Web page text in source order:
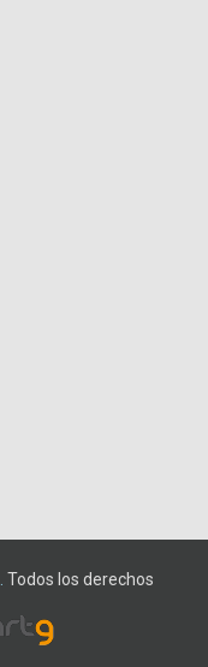
Todos los derechos